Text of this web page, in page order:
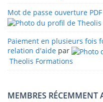
Mot de passe ouverture
Paiement en plusieurs fois
relation d'aide par
Theolis Formations
MEMBRES RÉCEMMENT